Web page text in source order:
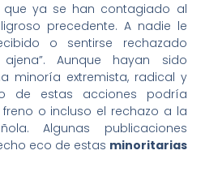
que ya se han contagiado al
precedente. A nadie le
o sentirse rechazado
Aunque hayan sido
minoría extremista, radical y
de estas acciones podría
o incluso el rechazo a la
Algunas publicaciones
eco de estas minoritarias